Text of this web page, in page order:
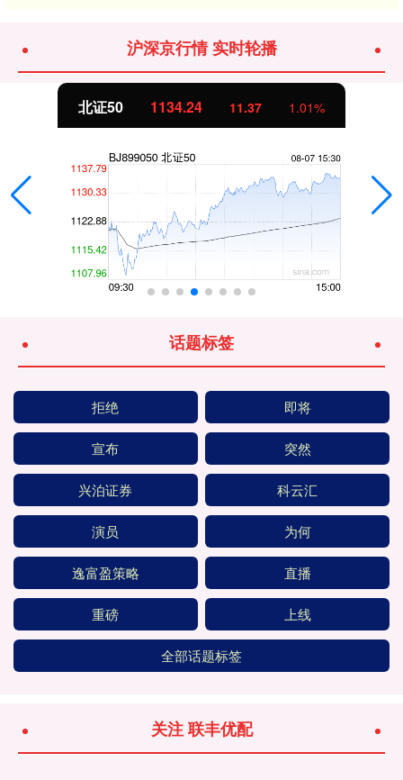
沪深京行情 实时轮播
北证50 1134.24 11.37 1.01%
话题标签
拒绝 即将
宣布 突然
兴泊证券 科云汇
演员 为何
逸富盈策略 直播
重磅 上线
全部话题标签
关注 联丰优配